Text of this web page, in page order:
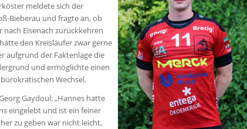
meldete sich der
Bieberau und fragte an, ob
Eisenach zurückkehren
den Kreisläufer zwar gerne
aufgrund der Faktenlage die
und ermöglichte einen
Wechsel.
Gaydoul: „Hannes hatte
eingelebt und ist ein feiner
zu geben war nicht leicht,